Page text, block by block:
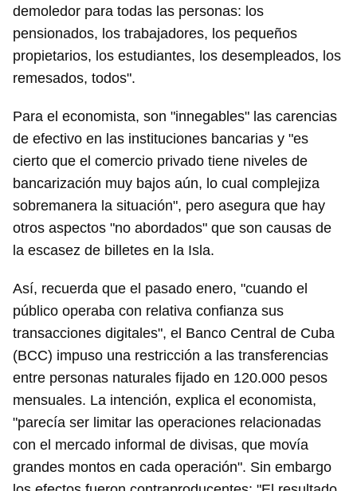
demoledor para todas las personas: los
pensionados, los trabajadores, los pequeños
propietarios, los estudiantes, los desempleados, los
remesados, todos".
Para el economista, son "innegables" las carencias
de efectivo en las instituciones bancarias y "es
cierto que el comercio privado tiene niveles de
bancarización muy bajos aún, lo cual complejiza
sobremanera la situación", pero asegura que hay
otros aspectos "no abordados" que son causas de
la escasez de billetes en la Isla.
Así, recuerda que el pasado enero, "cuando el
público operaba con relativa confianza sus
transacciones digitales", el Banco Central de Cuba
(BCC) impuso una restricción a las transferencias
entre personas naturales fijado en 120.000 pesos
mensuales. La intención, explica el economista,
"parecía ser limitar las operaciones relacionadas
con el mercado informal de divisas, que movía
grandes montos en cada operación". Sin embargo